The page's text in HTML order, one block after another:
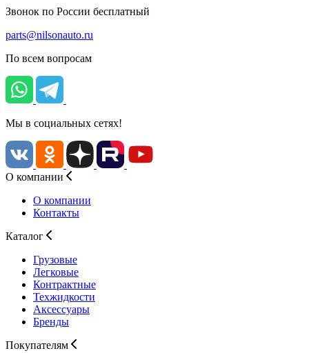
Звонок по России бесплатный
parts@nilsonauto.ru
По всем вопросам
Мы в социальных сетях!
О компании
О компании
Контакты
Каталог
Грузовые
Легковые
Контрактные
Техжидкости
Аксессуары
Бренды
Покупателям